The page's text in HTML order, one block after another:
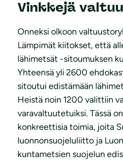
Vinkkejä
Onneksi olkoon
Lämpimät kiitokset, että
lähimetsät -sitoumuksen
Yhteensä yli 2600
sitoutui edistämään
Heistä noin 1200 valittiin
varavaltuutetuiksi. Tässä
konkreettisia toimia, joita
luonnonsuojeluliitto ja
kuntametsien suojelun